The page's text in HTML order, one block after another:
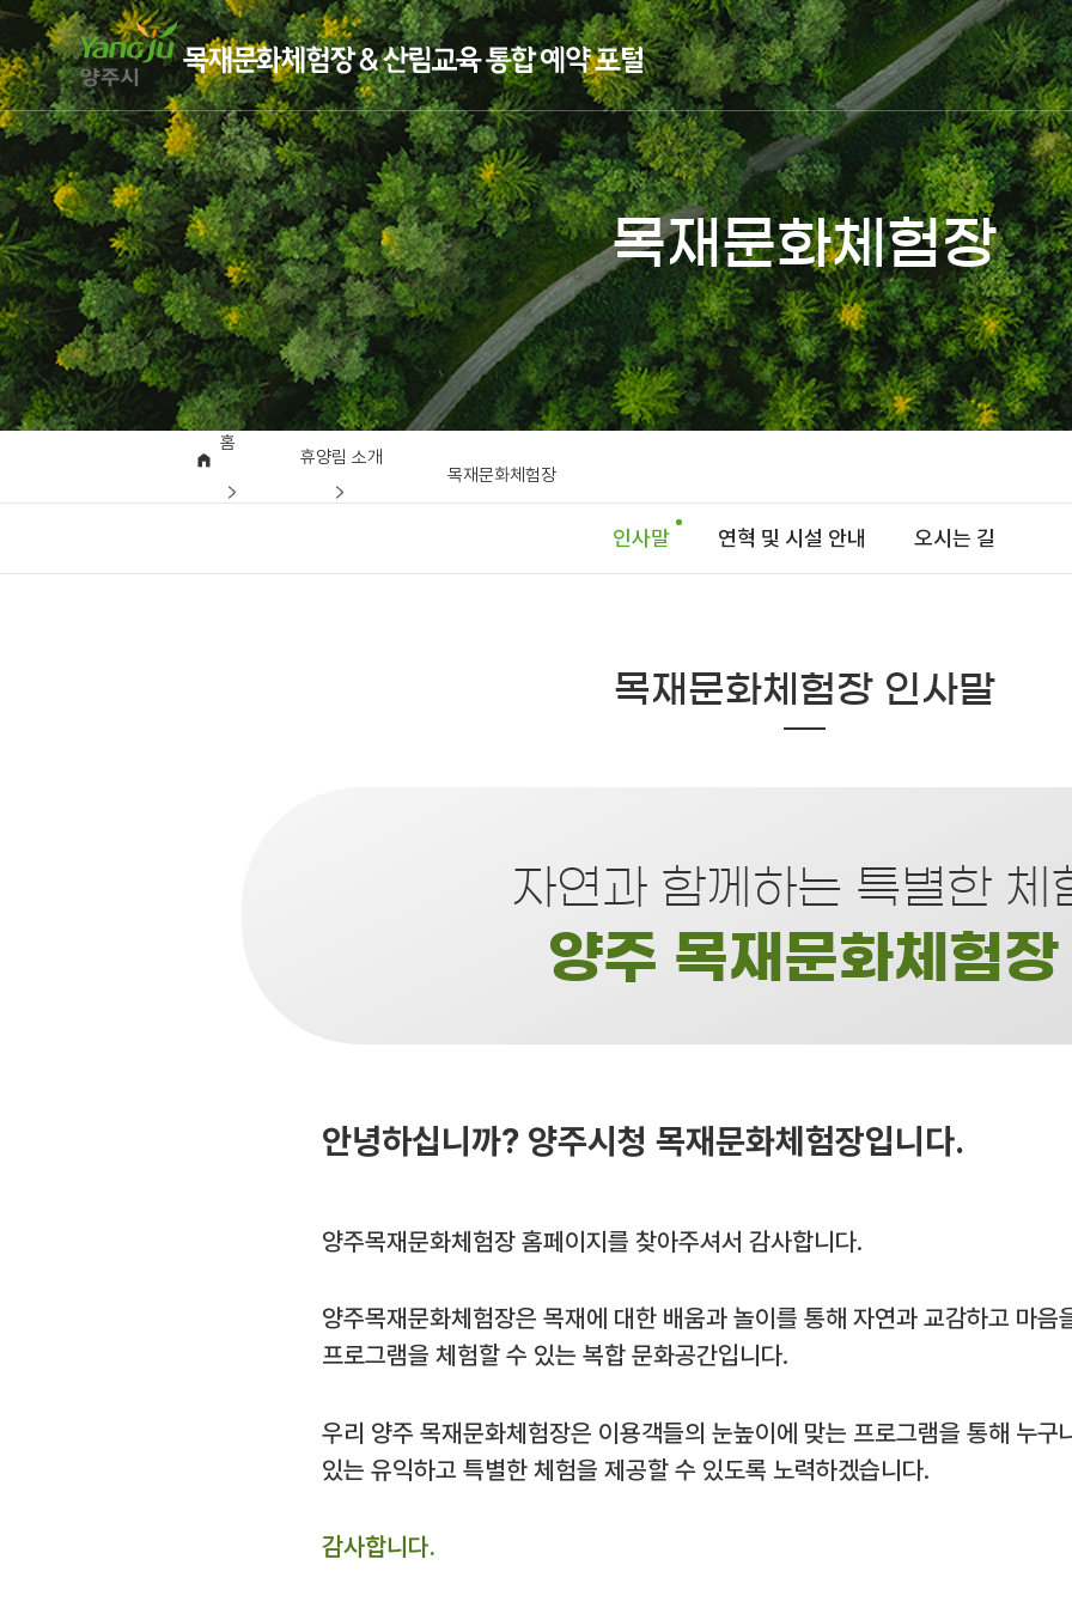
목재문화체험장
홈
휴양림 소개
목재문화체험장
인사말 연혁 및 시설 안내 오시는 길
목재문화체험장 인사말
자연과 함께하는 특별한 체
양주 목재문화체험장
안녕하십니까? 양주시청 목재문화체험장입니다.
양주목재문화체험장 홈페이지를 찾아주셔서 감사합니다.
양주목재문화체험장은 목재에 대한 배움과 놀이를 통해 자연과 교감하고 마음
프로그램을 체험할 수 있는 복합 문화공간입니다.
우리 양주 목재문화체험장은 이용객들의 눈높이에 맞는 프로그램을 통해 누구
있는 유익하고 특별한 체험을 제공할 수 있도록 노력하겠습니다.
감사합니다.